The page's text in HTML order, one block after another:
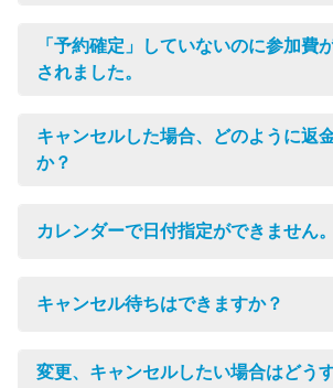
「予約確定」していないのに参加費
されました。
キャンセルした場合、どのように返
か？
カレンダーで日付指定ができません。
キャンセル待ちはできますか？
変更、キャンセルしたい場合はどう